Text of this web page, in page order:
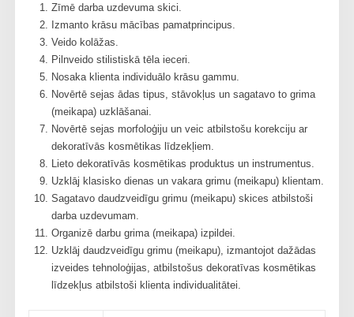
Zīmē darba uzdevuma skici.
Izmanto krāsu mācības pamatprincipus.
Veido kolāžas.
Pilnveido stilistiskā tēla ieceri.
Nosaka klienta individuālo krāsu gammu.
Novērtē sejas ādas tipus, stāvokļus un sagatavo to grima
(meikapa) uzklāšanai.
Novērtē sejas morfoloģiju un veic atbilstošu korekciju ar
dekoratīvās kosmētikas līdzekļiem.
Lieto dekoratīvās kosmētikas produktus un instrumentus.
Uzklāj klasisko dienas un vakara grimu (meikapu) klientam.
Sagatavo daudzveidīgu grimu (meikapu) skices atbilstoši
darba uzdevumam.
Organizē darbu grima (meikapa) izpildei.
Uzklāj daudzveidīgu grimu (meikapu), izmantojot dažādas
izveides tehnoloģijas, atbilstošus dekoratīvas kosmētikas
līdzekļus atbilstoši klienta individualitātei.